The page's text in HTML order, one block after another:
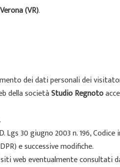
Verona (VR).
dei dati personali dei
della societàStudio Regnoto
.
30 giugno 2003 n. 196,
e successive modifiche.
web eventualmente consultati